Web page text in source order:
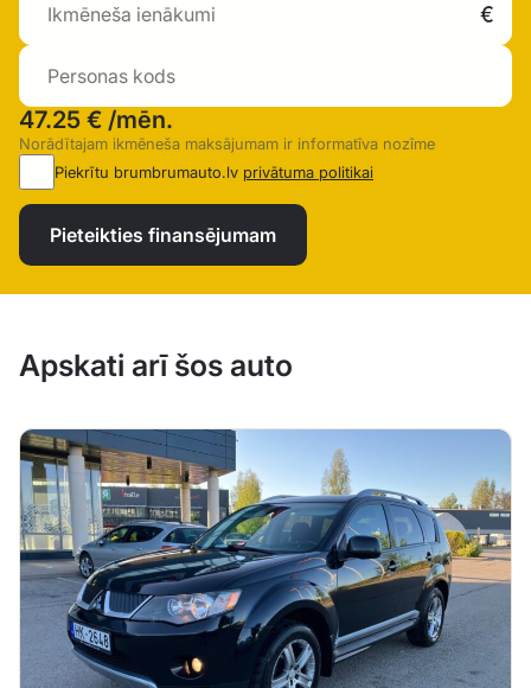
47.25 € /mēn.
Norādītajam ikmēneša maksājumam ir informatīva nozīme
Piekrītu brumbrumauto.lv privātuma politikai
Pieteikties finansējumam
Apskati arī šos auto